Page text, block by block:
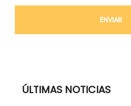
ÚLTIMAS NOTICIAS